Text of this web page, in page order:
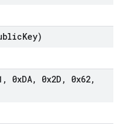
Key)
, 0xDA, 0x2D , 0x62,